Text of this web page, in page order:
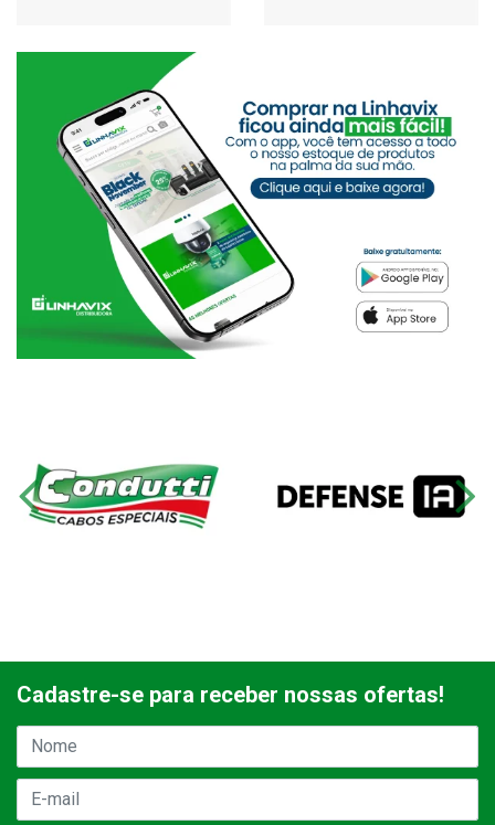
Cadastre-se para receber nossas ofertas!